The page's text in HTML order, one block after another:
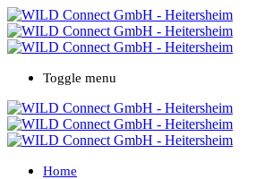
Toggle menu
Home